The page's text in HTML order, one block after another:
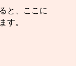
と、ここに
す。